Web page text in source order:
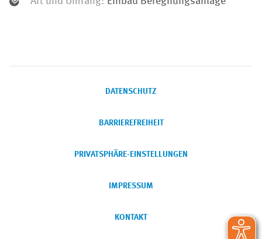
DATENSCHUTZ
BARRIEREFREIHEIT
PRIVATSPHÄRE-EINSTELLUNGEN
IMPRESSUM
KONTAKT